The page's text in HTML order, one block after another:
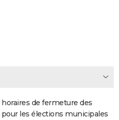
de fermeture des
les élections municipales